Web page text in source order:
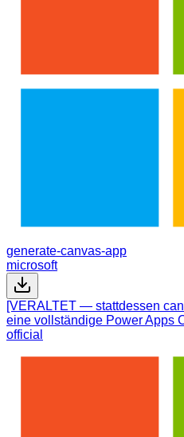
generate-canvas-app
microsoft
[VERALTET — stattdessen
eine vollständige Power Apps
official